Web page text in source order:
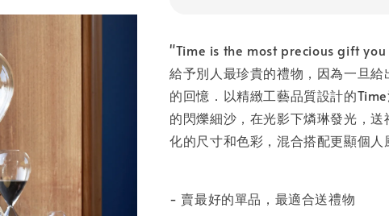
"Time is the most precious gift
給予別人最珍貴的禮物，因為一旦
的回憶．以精緻工藝品質設計的
的閃爍細沙，在光影下燐琳發光，
化的尺寸和色彩，混合搭配更顯個人
- 賣最好的單品，最適合送禮物